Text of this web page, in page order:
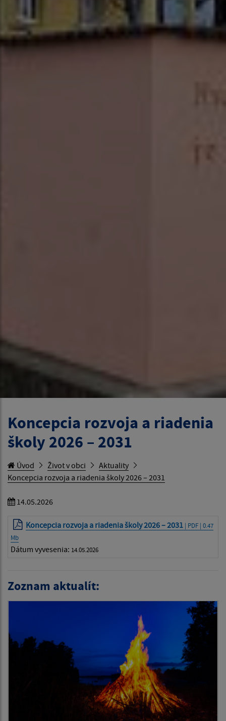
Koncepcia rozvoja a riadenia
školy 2026 – 2031
Úvod Život v obci
Aktuality
Koncepcia rozvoja a riadenia školy 2026 – 2031
14.05.2026
Koncepcia rozvoja a riadenia školy 2026 – 2031 | PDF | 0.47
Mb
Dátum vyvesenia: 14.05.2026
Zoznam aktualít: